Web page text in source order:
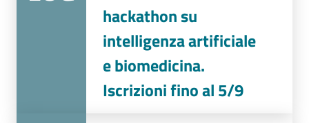
hackathon su
intelligenza artificiale
e biomedicina.
Iscrizioni fino al 5/9